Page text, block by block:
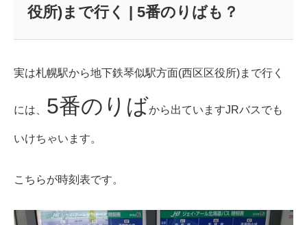
役所)まで行く | 5番のりばも？
実は札幌駅から地下鉄琴似駅方面(西区区役所)まで行く
には、 5番のりばから出ていますJRバスでも
いけちゃいます。
こちらが時刻表です。